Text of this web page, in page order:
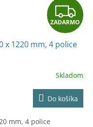
Z
A
D
A
R
M
ZADARMO
x 1220 mm, 4 police
Skladom
Do košíka
mm, 4 police